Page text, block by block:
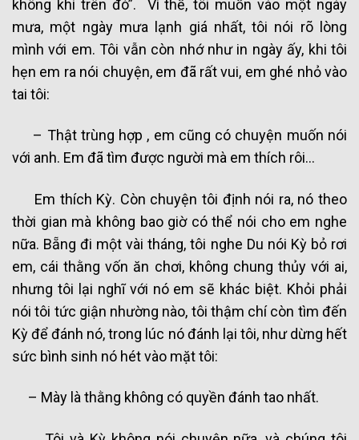
không khí trên đó”. Vì thế, tôi muốn vào một ngày
mưa, một ngày mưa lạnh giá nhất, tôi nói rõ lòng
mình với em. Tôi vẫn còn nhớ như in ngày ấy, khi tôi
hẹn em ra nói chuyện, em đã rất vui, em ghé nhỏ vào
tai tôi:
– Thật trùng hợp , em cũng có chuyện muốn nói
với anh. Em đã tìm được người mà em thích rôi…
Em thích Kỳ. Còn chuyện tôi định nói ra, nó theo
thời gian mà không bao giờ có thể nói cho em nghe
nữa. Bẵng đi một vài tháng, tôi nghe Du nói Kỳ bỏ rơi
em, cái thằng vốn ăn chơi, không chung thủy với ai,
nhưng tôi lại nghĩ với nó em sẽ khác biệt. Khỏi phải
nói tôi tức giận nhường nào, tôi thậm chí còn tìm đến
Kỳ để đánh nó, trong lúc nó đánh lại tôi, như dừng hết
sức bình sinh nó hét vào mặt tôi:
– Mày là thằng không có quyền đánh tao nhất.